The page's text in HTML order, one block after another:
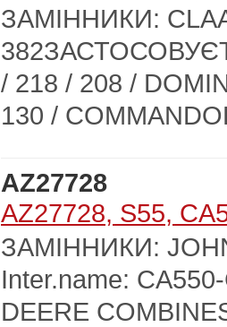
ЗАМІННИКИ:
/ 218 / 208 /
130 /
AZ27728
AZ27728, S55,
ЗАМІННИКИ:
Inter.name:
DEERE